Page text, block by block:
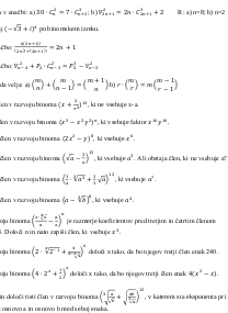
v enačbi: a) 30 ∙ 퐶푛
2 = 7 ∙ 퐶푛+ 2
3 ; b) 푉3 푛+ 1
2 = 2푛∙ 퐶2푛+ 1
3 + 2 R: a) n=8; b) n=2
(−√3 + 푖
)4 po binomskem izreku.
6(2 푛+ 1) !
(2 푛)! + (2 푛+ 1 )!
= 2푛+ 1
푉푛− 4
2 + 푃2 ∙ 퐶푛− 3
2 = 푃5
3 − 푉푛− 2
2
velja: a) (
푚
푛) + (
푚
푛− 1 ) = ( 푚+ 1
푛
) b) 푟∙ (
푚
푟) = 푚(푚 − 1
푟− 1
)
v razvoju binoma (푥+
2
푥2) 12 , ki ne vsebuje x a.
v razvoju binoma (푥3 − 푥2 푦2) 푛 , ki vsebuje faktor 푥16 푦10
v razvoju binoma (2푥2 − 푦) 8 , ki vsebuje 푥6
v razvoju binoma ( √푎− 3
푎)
15
, ki vsebuje 푎3 . Ali obstaja člen, ki ne vsebuje a?
v razvoju binoma ( 3
4
∙ √푎2
3 + 2
3 √푎)
12
, ki vsebuje 푎7
v razvoju binoma (푎− √푏
3 )
8 , ki vsebuje 푎4
binoma ( 푥∙ √푥
4
푎 − 푎
푥)
푛
je razmerje koeficientov pred tretjim in četrtim členom
Določi n in nato zapiši člen, ki vsebuje 푥3
binoma (2 ∙ √2− 1
푥 +
4
√4
4−푥 )
6
določi x tako, da bo njegov tretji člen enak 240.
binoma (4 ∙ 2 푥 + 1
2)
푥
določi x tako, da bo njegov tretji člen enak 4(푥2 − 푥)
in določi tisti člen v razvoju binoma ( √
푎
√푏
3 +
푎푏
√푎
3 )
12
, v katerem sta eksponenta pri
osnovo a in osnovo b med seboj enaka.